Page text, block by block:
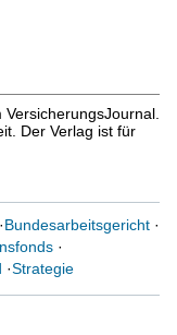
Der Verlag ist für
·Bundesarbeitsgericht·
·
·Strategie